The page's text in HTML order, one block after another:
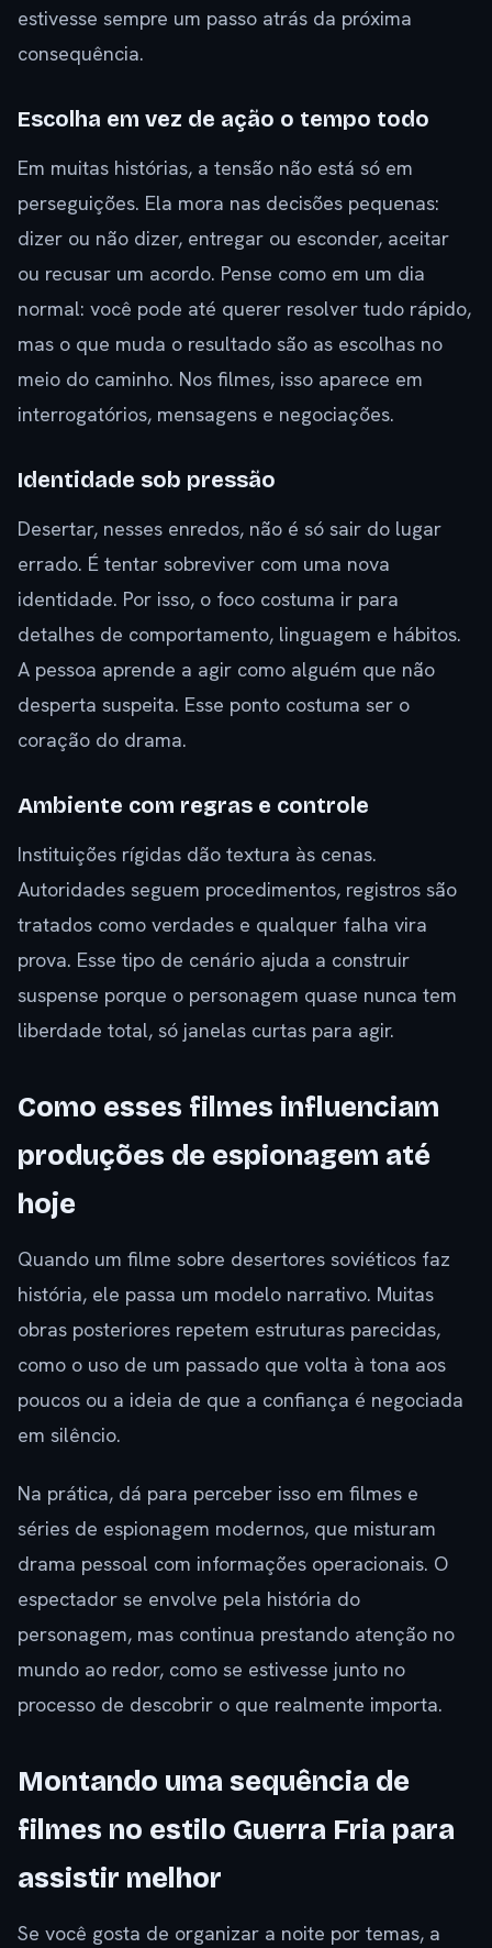
estivesse sempre um passo atrás da próxima
consequência.
Escolha em vez de ação o tempo todo
Em muitas histórias, a tensão não está só em
perseguições. Ela mora nas decisões pequenas:
dizer ou não dizer, entregar ou esconder, aceitar
ou recusar um acordo. Pense como em um dia
normal: você pode até querer resolver tudo rápido,
mas o que muda o resultado são as escolhas no
meio do caminho. Nos filmes, isso aparece em
interrogatórios, mensagens e negociações.
Identidade sob pressão
Desertar, nesses enredos, não é só sair do lugar
errado. É tentar sobreviver com uma nova
identidade. Por isso, o foco costuma ir para
detalhes de comportamento, linguagem e hábitos.
A pessoa aprende a agir como alguém que não
desperta suspeita. Esse ponto costuma ser o
coração do drama.
Ambiente com regras e controle
Instituições rígidas dão textura às cenas.
Autoridades seguem procedimentos, registros são
tratados como verdades e qualquer falha vira
prova. Esse tipo de cenário ajuda a construir
suspense porque o personagem quase nunca tem
liberdade total, só janelas curtas para agir.
Como esses filmes influenciam
produções de espionagem até
hoje
Quando um filme sobre desertores soviéticos faz
história, ele passa um modelo narrativo. Muitas
obras posteriores repetem estruturas parecidas,
como o uso de um passado que volta à tona aos
poucos ou a ideia de que a confiança é negociada
em silêncio.
Na prática, dá para perceber isso em filmes e
séries de espionagem modernos, que misturam
drama pessoal com informações operacionais. O
espectador se envolve pela história do
personagem, mas continua prestando atenção no
mundo ao redor, como se estivesse junto no
processo de descobrir o que realmente importa.
Montando uma sequência de
filmes no estilo Guerra Fria para
assistir melhor
Se você gosta de organizar a noite por temas, a